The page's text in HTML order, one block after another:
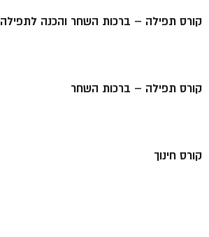
קורס תפילה – ברכות השחר והכנה לתפילה
קורס תפילה – ברכות השחר
קורס חינוך